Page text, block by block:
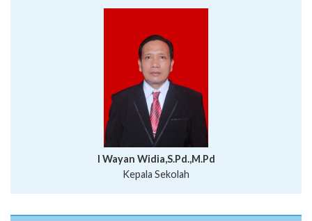
I Wayan Widia,S.Pd.,M.Pd
Kepala Sekolah